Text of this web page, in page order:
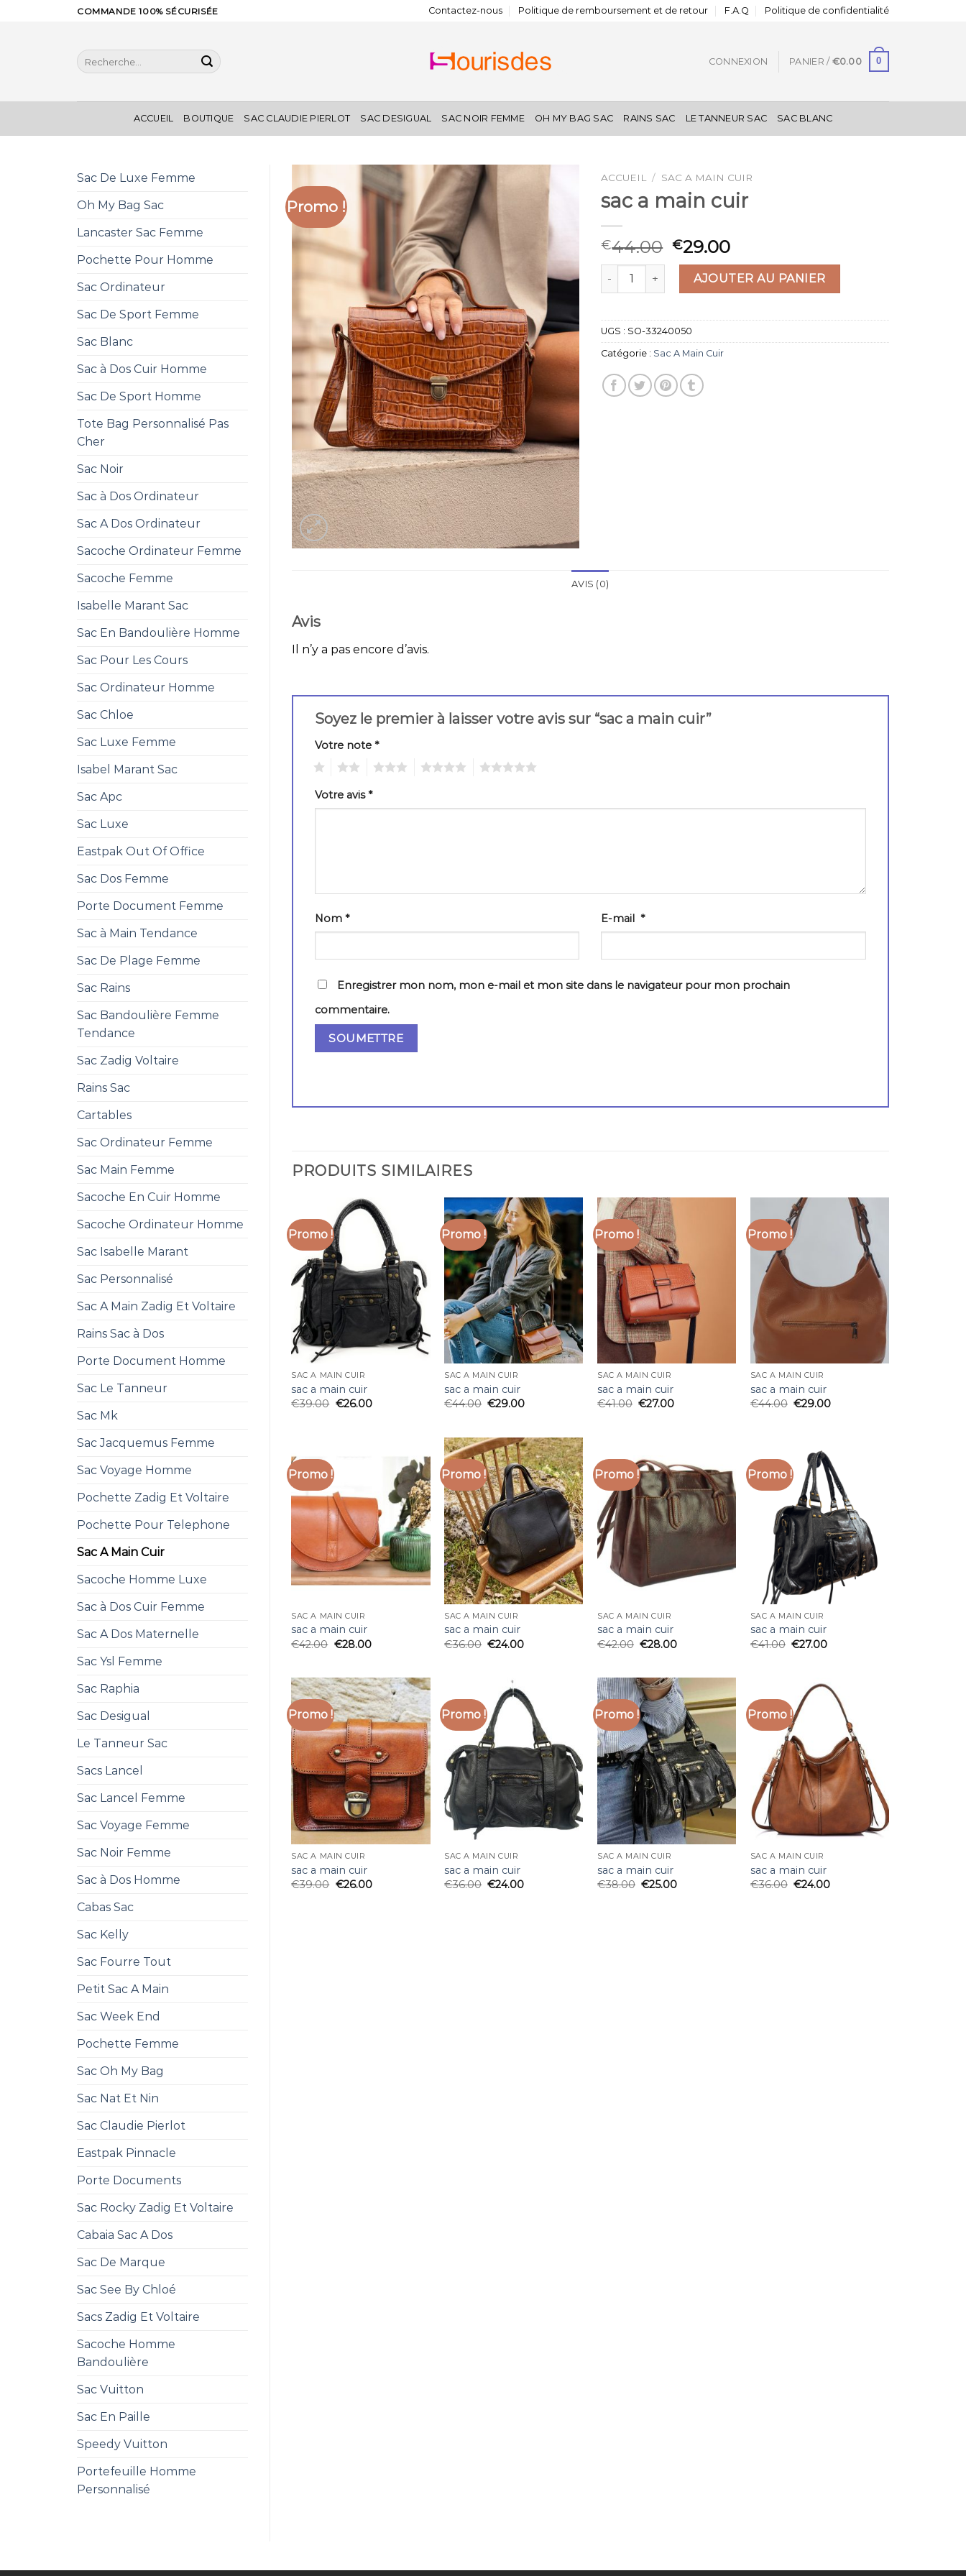
COMMANDE 100% SÉCURISÉE Contactez-nous Politique de remboursement et de retour F.A.Q Politique de confidentialité
Recherche
pour :
CONNEXION PANIER / €0.00 0
ACCUEIL BOUTIQUE SAC CLAUDIE PIERLOT SAC DESIGUAL SAC NOIR FEMME OH MY BAG SAC RAINS SAC LE TANNEUR SAC SAC BLANC
Sac De Luxe Femme
Oh My Bag Sac
Lancaster Sac Femme
Pochette Pour Homme
Sac Ordinateur
Sac De Sport Femme
Sac Blanc
Sac à Dos Cuir Homme
Sac De Sport Homme
Tote Bag Personnalisé Pas
Cher
Sac Noir
Sac à Dos Ordinateur
Sac A Dos Ordinateur
Sacoche Ordinateur Femme
Sacoche Femme
Isabelle Marant Sac
Sac En Bandoulière Homme
Sac Pour Les Cours
Sac Ordinateur Homme
Sac Chloe
Sac Luxe Femme
Isabel Marant Sac
Sac Apc
Sac Luxe
Eastpak Out Of Office
Sac Dos Femme
Porte Document Femme
Sac à Main Tendance
Sac De Plage Femme
Sac Rains
Sac Bandoulière Femme
Tendance
Sac Zadig Voltaire
Rains Sac
Cartables
Sac Ordinateur Femme
Sac Main Femme
Sacoche En Cuir Homme
Sacoche Ordinateur Homme
Sac Isabelle Marant
Sac Personnalisé
Sac A Main Zadig Et Voltaire
Rains Sac à Dos
Porte Document Homme
Sac Le Tanneur
Sac Mk
Sac Jacquemus Femme
Sac Voyage Homme
Pochette Zadig Et Voltaire
Pochette Pour Telephone
Sac A Main Cuir
Sacoche Homme Luxe
Sac à Dos Cuir Femme
Sac A Dos Maternelle
Sac Ysl Femme
Sac Raphia
Sac Desigual
Le Tanneur Sac
Sacs Lancel
Sac Lancel Femme
Sac Voyage Femme
Sac Noir Femme
Sac à Dos Homme
Cabas Sac
Sac Kelly
Sac Fourre Tout
Petit Sac A Main
Sac Week End
Pochette Femme
Sac Oh My Bag
Sac Nat Et Nin
Sac Claudie Pierlot
Eastpak Pinnacle
Porte Documents
Sac Rocky Zadig Et Voltaire
Cabaia Sac A Dos
Sac De Marque
Sac See By Chloé
Sacs Zadig Et Voltaire
Sacoche Homme
Bandoulière
Sac Vuitton
Sac En Paille
Speedy Vuitton
Portefeuille Homme
Personnalisé
Promo !
ACCUEIL / SAC A MAIN CUIR
sac a main cuir
€44.00 €29.00
quantité de sac a main cuirAJOUTER AU PANIER
UGS : SO-33240050
Catégorie : Sac A Main Cuir
AVIS (0)
Avis
Il n’y a pas encore d’avis.
Soyez le premier à laisser votre avis sur “sac a main cuir”
Votre note *
Votre avis*
Nom * E-mail*
Enregistrer mon nom, mon e-mail et mon site dans le navigateur pour mon prochain
commentaire.
PRODUITS SIMILAIRES
Promo !
SAC A MAIN CUIR
sac a main cuir
€39.00 €26.00
Promo !
SAC A MAIN CUIR
sac a main cuir
€44.00 €29.00
Promo !
SAC A MAIN CUIR
sac a main cuir
€41.00 €27.00
Promo !
SAC A MAIN CUIR
sac a main cuir
€44.00 €29.00
Promo !
SAC A MAIN CUIR
sac a main cuir
€42.00 €28.00
Promo !
SAC A MAIN CUIR
sac a main cuir
€36.00 €24.00
Promo !
SAC A MAIN CUIR
sac a main cuir
€42.00 €28.00
Promo !
SAC A MAIN CUIR
sac a main cuir
€41.00 €27.00
Promo !
SAC A MAIN CUIR
sac a main cuir
€39.00 €26.00
Promo !
SAC A MAIN CUIR
sac a main cuir
€36.00 €24.00
Promo !
SAC A MAIN CUIR
sac a main cuir
€38.00 €25.00
Promo !
SAC A MAIN CUIR
sac a main cuir
€36.00 €24.00